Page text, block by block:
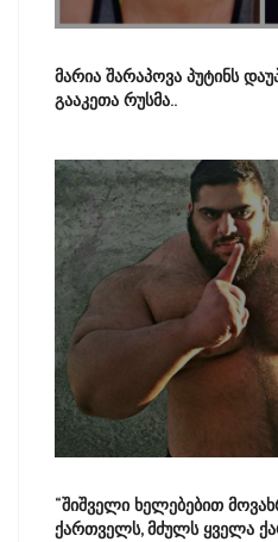
მარია შარაპოვა პუტინს
გააკეთა რუსმა..
“შიშველი ხელებებით
ქართველს, მძულს ყველა